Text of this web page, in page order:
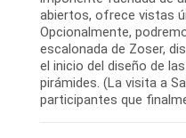
abiertos, ofrece vistas
Opcionalmente,
escalonada de Zoser,
el inicio del diseño de
pirámides. (La visita a
participantes que